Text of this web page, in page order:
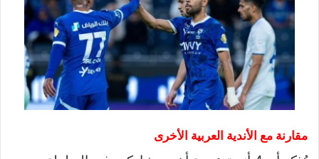
مقارنة مع الأندية العربية الأخرى